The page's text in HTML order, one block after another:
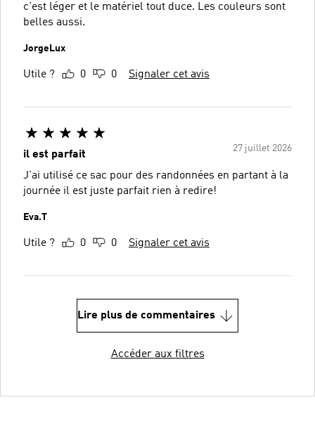
c'est léger et le matériel tout duce. Les couleurs sont
belles aussi.
JorgeLux
Utile ? 0 0 Signaler cet avis
27 juillet 2026
il est parfait
J'ai utilisé ce sac pour des randonnées en partant à la
journée il est juste parfait rien à redire!
Eva.T
Utile ? 0 0 Signaler cet avis
Lire plus de commentaires
Accéder aux filtres